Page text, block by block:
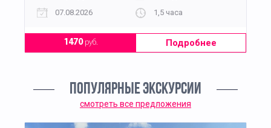
07.08.2026
1,5 часа
1470руб. Подробнее
ПОПУЛЯРНЫЕ ЭКСКУРСИИ
смотреть все предложения